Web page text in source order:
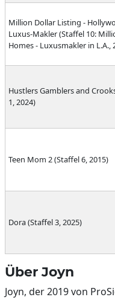
Million Dollar Listing -
Luxus-Makler (Staffel 10:
Homes - Luxusmakler in L.A.,
Hustlers Gamblers and
1, 2024)
Teen Mom 2 (Staffel 6, 2015)
Dora (Staffel 3, 2025)
Über Joyn
Joyn, der 2019 von